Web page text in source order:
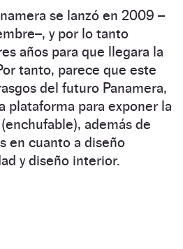
se lanzó en 2009 –
y por lo tanto
años para que llegara la
tanto, parece que este
del futuro Panamera,
plataforma para exponer la
además de
en cuanto a diseño
y diseño interior.